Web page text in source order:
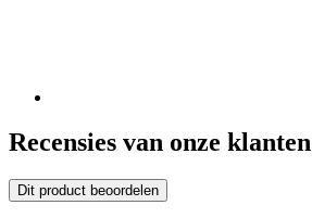
Recensies van onze klanten
Dit product beoordelen